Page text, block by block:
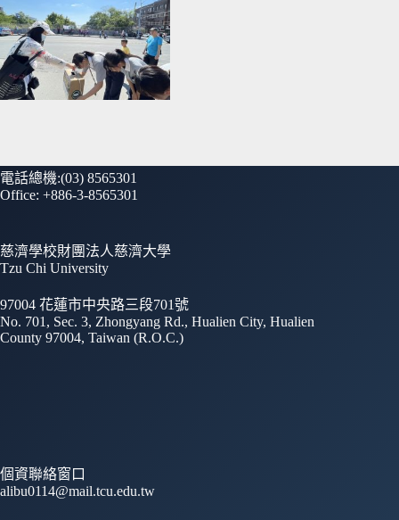
電話總機:(03) 8565301
Office: +886-3-8565301
慈濟學校財團法人慈濟大學
Tzu Chi University
97004 花蓮市中央路三段701號
No. 701, Sec. 3, Zhongyang Rd., Hualien City, Hualien
County 97004, Taiwan (R.O.C.)
個資聯絡窗口
alibu0114@mail.tcu.edu.tw